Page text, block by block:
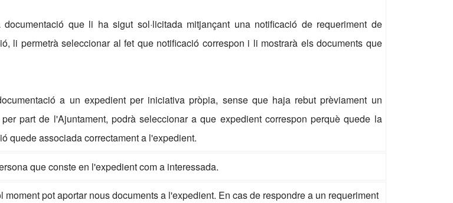
que li ha sigut sol·licitada mitjançant una notificació de requeriment de
li permetrà seleccionar al fet que notificació correspon i li mostrarà els documents que
a un expedient per iniciativa pròpia, sense que haja rebut prèviament un
per part de l'Ajuntament, podrà seleccionar a que expedient correspon perquè quede la
quede associada correctament a l'expedient.
que conste en l'expedient com a interessada.
moment pot aportar nous documents a l'expedient. En cas de respondre a un requeriment